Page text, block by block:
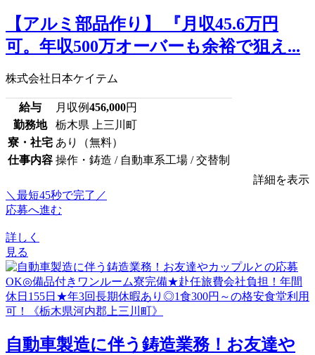
【アルミ部品作り】 『月収45.6万円
可。年収500万オーバーも余裕で狙え...
株式会社日本ケイテム
給与 月収例456,000円
勤務地
栃木県 上三川町
寮・社宅 あり（無料）
仕事内容 操作・鋳造 / 自動車系工場 / 交替制
詳細を表示
＼最短45秒で完了／
応募へ進む
詳しく
見る
自動車製造に伴う鋳造業務！お友達や